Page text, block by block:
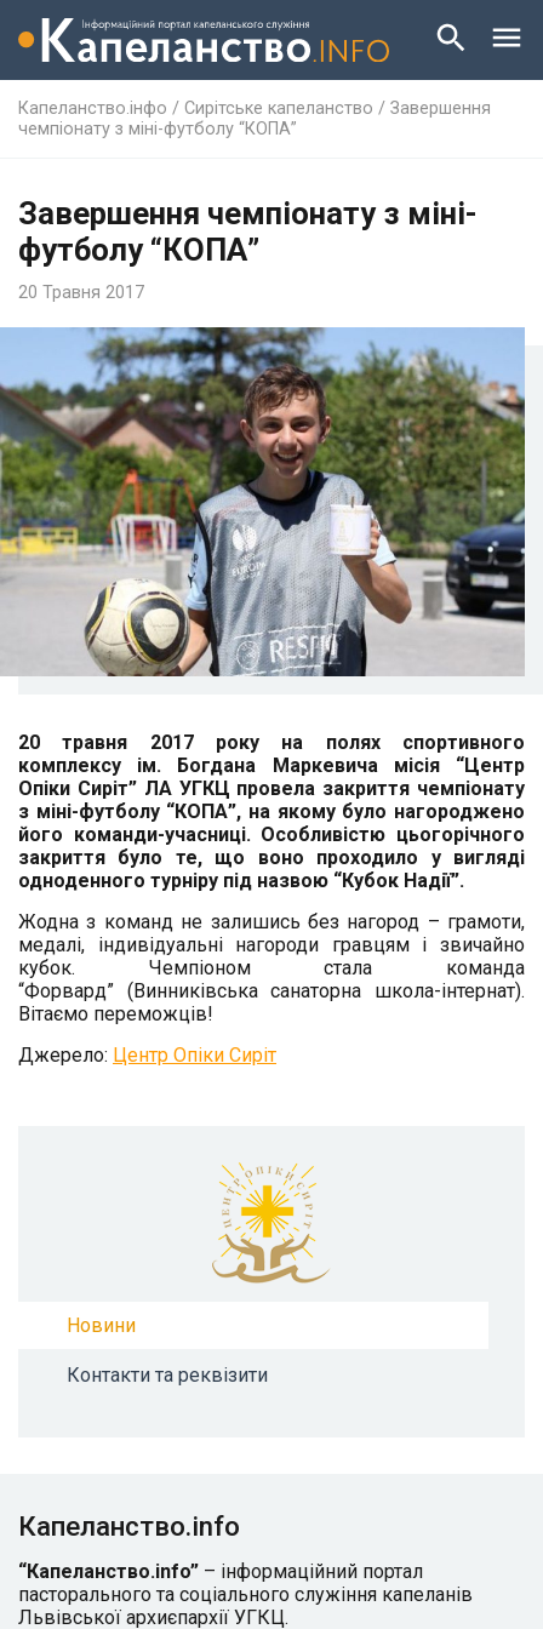
Капеланство.інфо / Сирітське капеланство / Завершення
чемпіонату з міні-футболу “КОПА”
Завершення чемпіонату з міні-
футболу “КОПА”
20 Травня 2017
20 травня 2017 року на полях спортивного
комплексу ім. Богдана Маркевича місія “Центр
Опіки Сиріт” ЛА УГКЦ провела закриття чемпіонату
з міні-футболу “КОПА”, на якому було нагороджено
його команди-учасниці. Особливістю цьогорічного
закриття було те, що воно проходило у вигляді
одноденного турніру під назвою “Кубок Надії”.
Жодна з команд не залишись без нагород – грамоти,
медалі, індивідуальні нагороди гравцям і звичайно
кубок. Чемпіоном стала команда
“Форвард” (Винниківська санаторна школа-інтернат).
Вітаємо переможців!
Джерело: Центр Опіки Сиріт
Новини
Контакти та реквізити
Капеланство.info
“Капеланство.info” – інформаційний портал
пасторального та соціального служіння капеланів
Львівської архиєпархії УГКЦ.